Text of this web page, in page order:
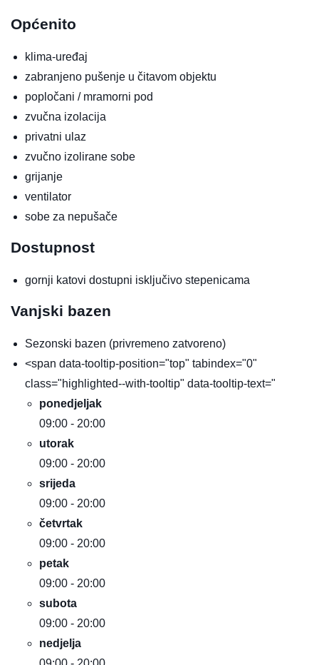
Općenito
klima-uređaj
zabranjeno pušenje u čitavom objektu
popločani / mramorni pod
zvučna izolacija
privatni ulaz
zvučno izolirane sobe
grijanje
ventilator
sobe za nepušače
Dostupnost
gornji katovi dostupni isključivo stepenicama
Vanjski bazen
Sezonski bazen (privremeno zatvoreno)
<span data-tooltip-position="top" tabindex="0"
class="highlighted--with-tooltip" data-tooltip-text="
ponedjeljak
09:00 - 20:00
utorak
09:00 - 20:00
srijeda
09:00 - 20:00
četvrtak
09:00 - 20:00
petak
09:00 - 20:00
subota
09:00 - 20:00
nedjelja